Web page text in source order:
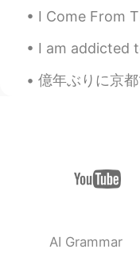
JP EN
ビーフサン
いよ！笑
で焼いた
ーフサンド
フサンドを
I Come From There by Mahmoud
I am addicted to travel and
億年ぶりに京都でガッツリ観光できた〜 沖縄から友達が試験を受けるついで
AI Grammar